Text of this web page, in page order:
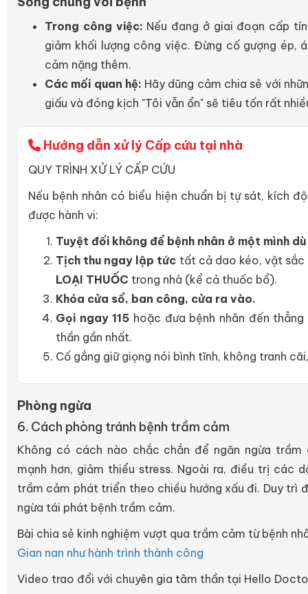
Trong công việc: Nếu đang ở giai đoạn cấp
giảm khối lượng công việc. Đừng cố gượng ép,
cảm nặng thêm.
Các mối quan hệ: Hãy dũng cảm chia sẻ với
giấu và đóng kịch "Tôi vẫn ổn" sẽ tiêu tốn rất
Hướng dẫn xử lý Cấp cứu tại nhà
QUY TRÌNH XỬ LÝ CẤP CỨU
Nếu bệnh nhân có biểu hiện chuẩn bị tự sát, kích
được hành vi:
Tuyệt đối không để bệnh nhân ở một mình dù
Tịch thu ngay lập tức tất cả dao kéo, vật sắc
LOẠI THUỐC trong nhà (kể cả thuốc bổ).
Khóa cửa sổ, ban công, cửa ra vào.
Gọi ngay 115 hoặc đưa bệnh nhân đến
thần gần nhất.
Cố gắng giữ giọng nói bình tĩnh, không tranh
Phòng ngừa
6. Cách phòng tránh bệnh trầm cảm
Không có cách nào chắc chắn để ngăn ngừa trầm
mạnh hơn, giảm thiểu stress. Ngoài ra, điều trị các
trầm cảm phát triển theo chiều hướng xấu đi. Duy trì
ngừa tái phát bệnh trầm cảm.
Bài chia sẻ kinh nghiệm vượt qua trầm cảm từ bệnh
Gian nan như hành trình thành công
Video trao đổi với chuyên gia tâm thần tại Hello